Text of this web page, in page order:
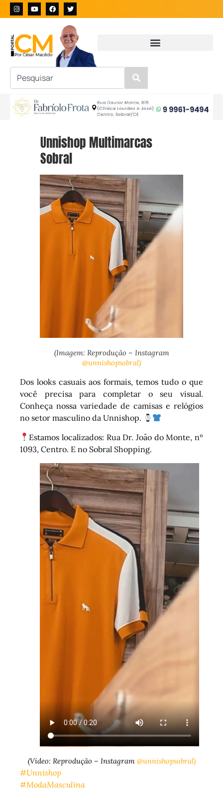
Unnishop Multimarcas
Sobral
(Imagem: Reprodução – Instagram
@unnishopsobral)
Dos looks casuais aos formais, temos tudo o que
você precisa para completar o seu visual.
Conheça nossa variedade de camisas e relógios
no setor masculino da Unnishop.
Estamos localizados: Rua Dr. João do Monte, nº
1093, Centro. E no Sobral Shopping.
(Vídeo: Reprodução – Instagram @unnishopsobral)
#Unnishop
#ModaMasculina